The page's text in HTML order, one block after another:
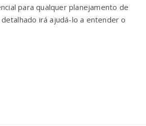
para qualquer planejamento de
irá ajudá-lo a entender o